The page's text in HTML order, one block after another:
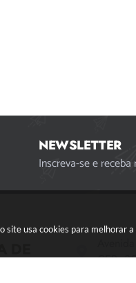
site usa cookies para melhorar
NEWSLETTER
Inscreva-se e
CEP: